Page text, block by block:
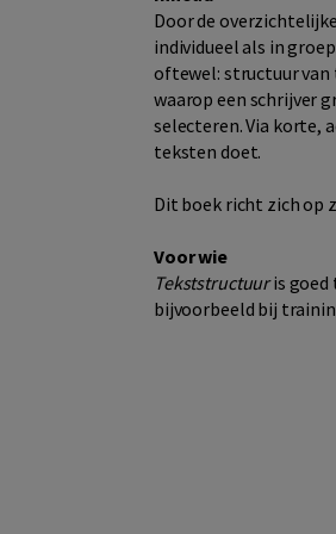
Door de
individueel als in
oftewel: structuur van
waarop een schrijver
selecteren. Via korte,
teksten doet.
Dit boek richt zich op
Voor wie
Tekststructuuris goed
bijvoorbeeld bij